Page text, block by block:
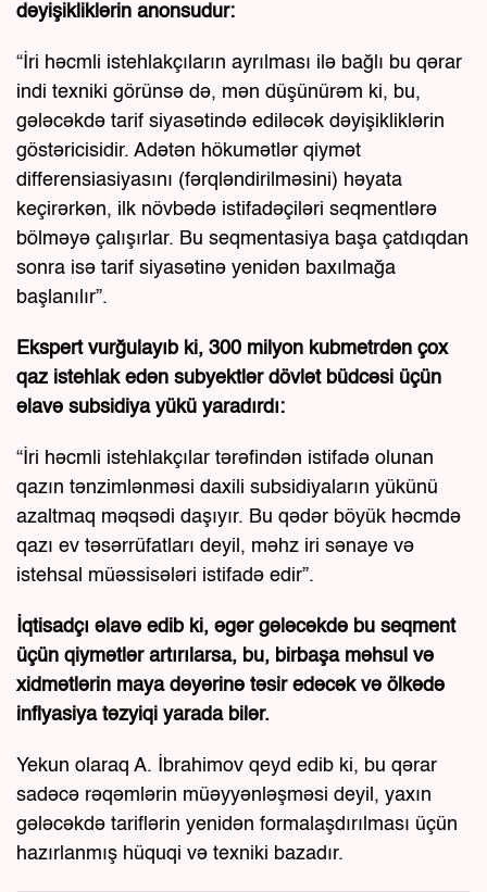
dəyişikliklərin anonsudur:
“İri həcmli istehlakçıların ayrılması ilə bağlı bu qərar
indi texniki görünsə də, mən düşünürəm ki, bu,
gələcəkdə tarif siyasətində ediləcək dəyişikliklərin
göstəricisidir. Adətən hökumətlər qiymət
differensiasiyasını (fərqləndirilməsini) həyata
keçirərkən, ilk növbədə istifadəçiləri seqmentlərə
bölməyə çalışırlar. Bu seqmentasiya başa çatdıqdan
sonra isə tarif siyasətinə yenidən baxılmağa
başlanılır”.
Ekspert vurğulayıb ki, 300 milyon kubmetrdən çox
qaz istehlak edən subyektlər dövlət büdcəsi üçün
əlavə subsidiya yükü yaradırdı:
“İri həcmli istehlakçılar tərəfindən istifadə olunan
qazın tənzimlənməsi daxili subsidiyaların yükünü
azaltmaq məqsədi daşıyır. Bu qədər böyük həcmdə
qazı ev təsərrüfatları deyil, məhz iri sənaye və
istehsal müəssisələri istifadə edir”.
İqtisadçı əlavə edib ki, əgər gələcəkdə bu seqment
üçün qiymətlər artırılarsa, bu, birbaşa məhsul və
xidmətlərin maya dəyərinə təsir edəcək və ölkədə
inflyasiya təzyiqi yarada bilər.
Yekun olaraq A. İbrahimov qeyd edib ki, bu qərar
sadəcə rəqəmlərin müəyyənləşməsi deyil, yaxın
gələcəkdə tariflərin yenidən formalaşdırılması üçün
hazırlanmış hüquqi və texniki bazadır.